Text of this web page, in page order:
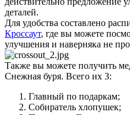
деталей.
Для удобства составлено
Кроссаут, где вы можете
улучшения и наверняка не
Также вы можете получить
Снежная буря. Всего их 3:
Главный по подаркам;
Собиратель хлопушек;